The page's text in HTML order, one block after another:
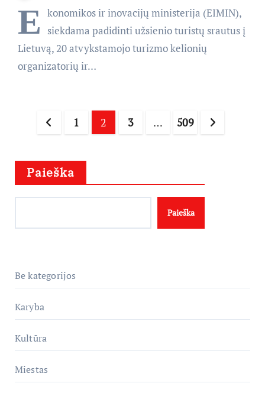
E konomikos ir inovacijų ministerija (EIMIN),
siekdama padidinti užsienio turistų srautus į
Lietuvą, 20 atvykstamojo turizmo kelionių
organizatorių ir…
Įrašų
1 2 3 … 509
Paieška
Paieška
Be kategorijos
Karyba
Kultūra
Miestas